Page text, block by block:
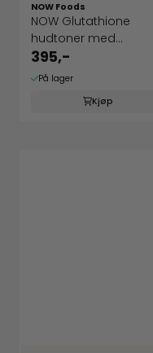
NOW Foods
NOW Glutathione
hudtoner med
ceramider
395,-
På lager
Kjøp